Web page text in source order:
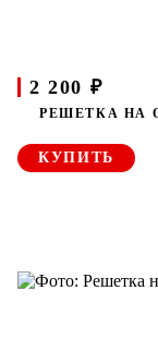
2 200 ₽
РЕШЕТКА НА
КУПИТЬ